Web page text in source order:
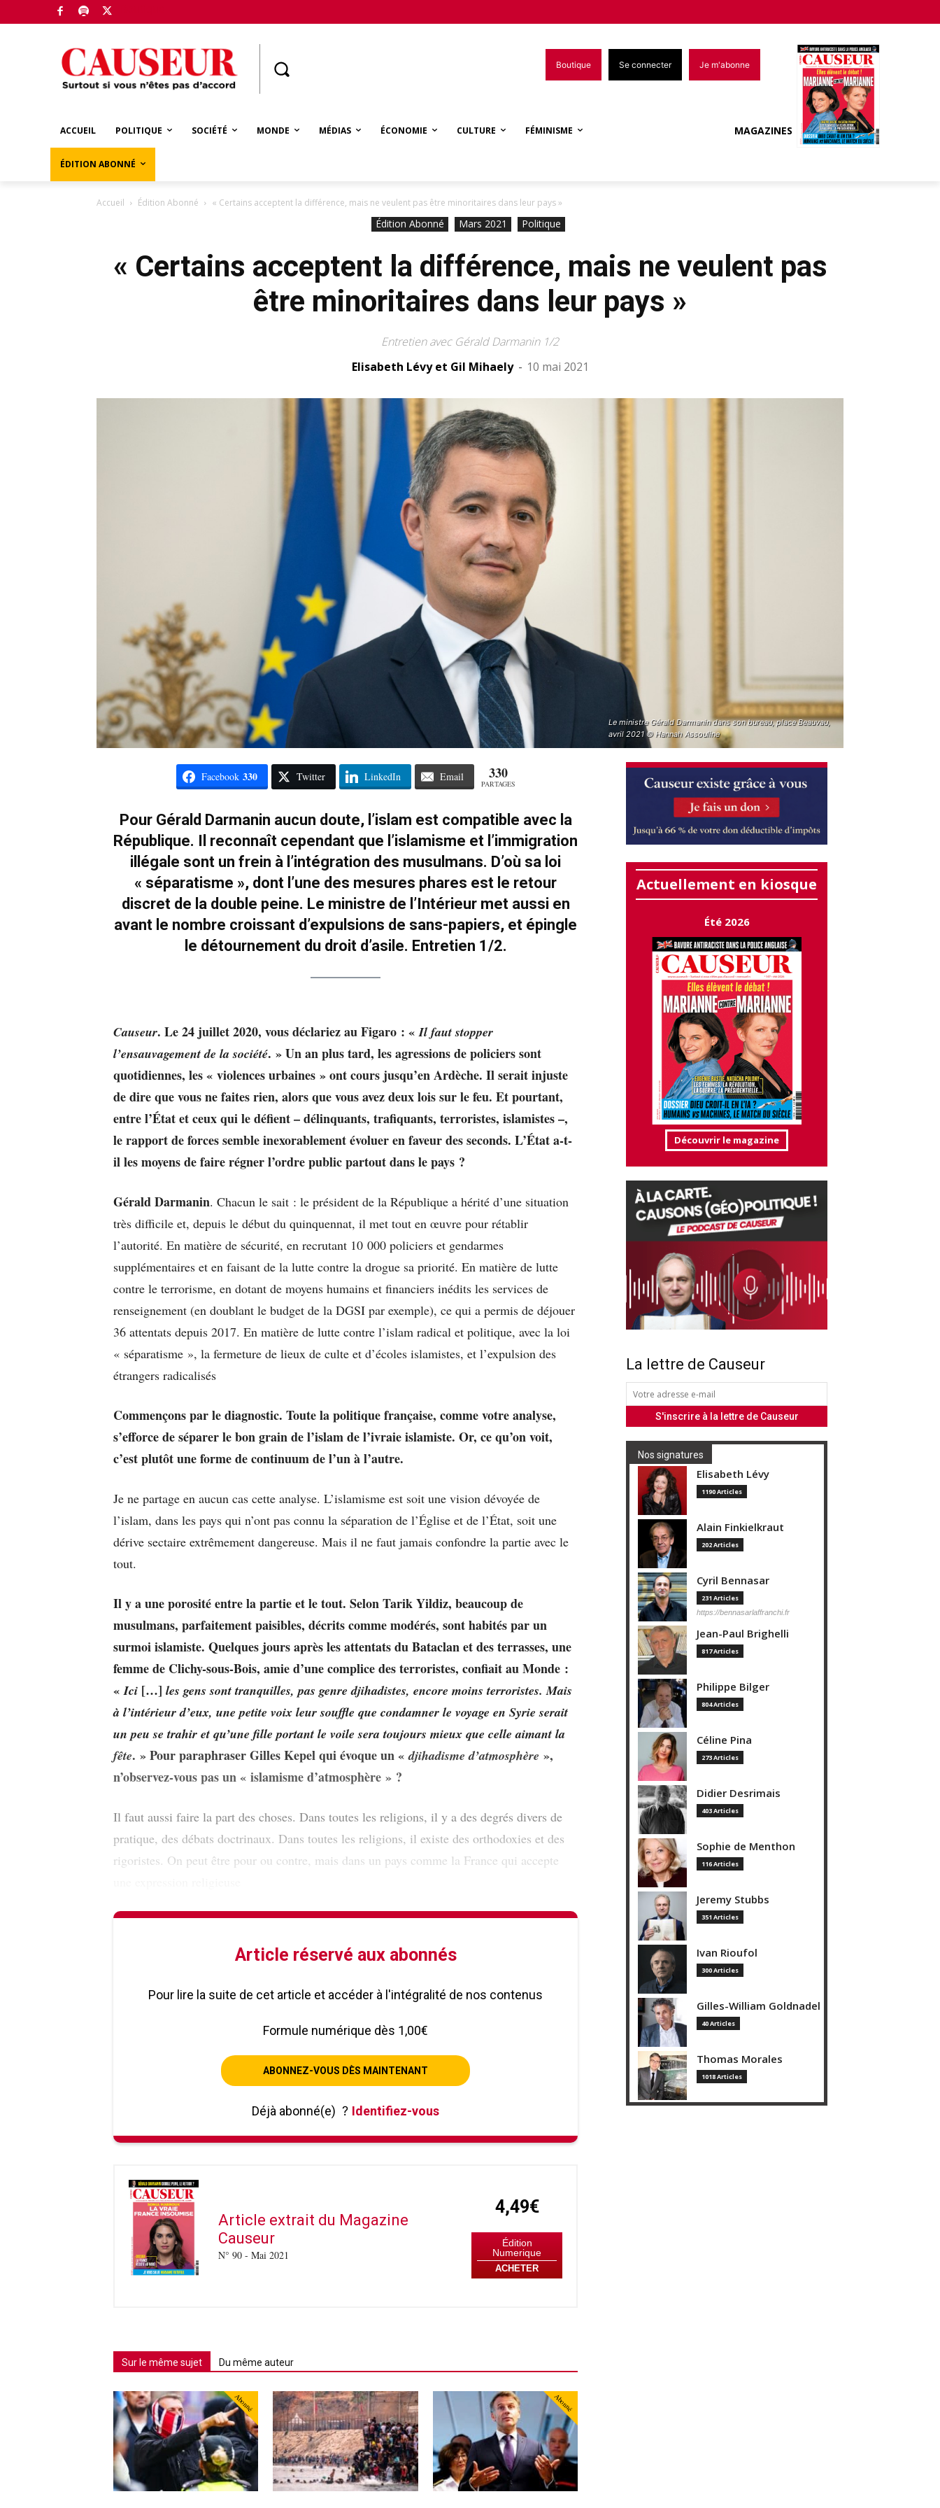
Boutique Se connecter Je m'abonne
ACCUEIL POLITIQUE SOCIÉTÉ MONDE MÉDIAS ÉCONOMIE CULTURE FÉMINISME
ÉDITION ABONNÉ
MAGAZINES
Accueil Édition Abonné « Certains acceptent la différence, mais ne veulent pas être minoritaires dans leur pays »
Édition Abonné Mars 2021 Politique
« Certains acceptent la différence, mais ne veulent pas
être minoritaires dans leur pays »
Entretien avec Gérald Darmanin 1/2
Elisabeth Lévy et Gil Mihaely - 10 mai 2021
Le ministre Gérald Darmanin dans son bureau, place Beauvau,
avril 2021 © Hannah Assouline
Facebook 330 Twitter LinkedIn Email 330
PARTAGES
Pour Gérald Darmanin aucun doute, l’islam est compatible avec la
République. Il reconnaît cependant que l’islamisme et l’immigration
illégale sont un frein à l’intégration des musulmans. D’où sa loi
« séparatisme », dont l’une des mesures phares est le retour
discret de la double peine. Le ministre de l’Intérieur met aussi en
avant le nombre croissant d’expulsions de sans-papiers, et épingle
le détournement du droit d’asile. Entretien 1/2.
Causeur. Le 24 juillet 2020, vous déclariez au Figaro : «Il faut stopper
l’ensauvagement de la société. » Un an plus tard, les agressions de policiers sont
quotidiennes, les « violences urbaines » ont cours jusqu’en Ardèche. Il serait injuste
de dire que vous ne faites rien, alors que vous avez deux lois sur le feu. Et pourtant,
entre l’État et ceux qui le défient – délinquants, trafiquants, terroristes, islamistes –,
le rapport de forces semble inexorablement évoluer en faveur des seconds. L’État a-t-
il les moyens de faire régner l’ordre public partout dans le pays ?
Gérald Darmanin. Chacun le sait : le président de la République a hérité d’une situation
très difficile et, depuis le début du quinquennat, il met tout en œuvre pour rétablir
l’autorité. En matière de sécurité, en recrutant 10 000 policiers et gendarmes
supplémentaires et en faisant de la lutte contre la drogue sa priorité. En matière de lutte
contre le terrorisme, en dotant de moyens humains et financiers inédits les services de
renseignement (en doublant le budget de la DGSI par exemple), ce qui a permis de déjouer
36 attentats depuis 2017. En matière de lutte contre l’islam radical et politique, avec la loi
« séparatisme », la fermeture de lieux de culte et d’écoles islamistes, et l’expulsion des
étrangers radicalisés
Commençons par le diagnostic. Toute la politique française, comme votre analyse,
s’efforce de séparer le bon grain de l’islam de l’ivraie islamiste. Or, ce qu’on voit,
c’est plutôt une forme de continuum de l’un à l’autre.
Je ne partage en aucun cas cette analyse. L’islamisme est soit une vision dévoyée de
l’islam, dans les pays qui n’ont pas connu la séparation de l’Église et de l’État, soit une
dérive sectaire extrêmement dangereuse. Mais il ne faut jamais confondre la partie avec le
tout.
Il y a une porosité entre la partie et le tout. Selon Tarik Yildiz, beaucoup de
musulmans, parfaitement paisibles, décrits comme modérés, sont habités par un
surmoi islamiste. Quelques jours après les attentats du Bataclan et des terrasses, une
femme de Clichy-sous-Bois, amie d’une complice des terroristes, confiait au Monde :
«Ici […] les gens sont tranquilles, pas genre djihadistes, encore moins terroristes. Mais
à l’intérieur d’eux, une petite voix leur souffle que condamner le voyage en Syrie serait
un peu se trahir et qu’une fille portant le voile sera toujours mieux que celle aimant la
fête. » Pour paraphraser Gilles Kepel qui évoque un «djihadisme d’atmosphère »,
n’observez-vous pas un « islamisme d’atmosphère » ?
Il faut aussi faire la part des choses. Dans toutes les religions, il y a des degrés divers de
pratique, des débats doctrinaux. Dans toutes les religions, il existe des orthodoxies et des
rigoristes. On peut être pour ou contre, mais dans un pays comme la France qui accepte
Article réservé aux abonnés
Pour lire la suite de cet article et accéder à l'intégralité de nos contenus
Formule numérique dès 1,00€
ABONNEZ-VOUS DÈS MAINTENANT
Déjà abonné(e) ? Identifiez-vous
Article extrait du Magazine
Causeur
N° 90 - Mai 2021
4,49€
Édition
Numerique
ACHETER
Sur le même sujet Du même auteur
Abonné Abonné
Actuellement en kiosque
Été 2026
Découvrir le magazine
La lettre de Causeur
Nos signatures
Elisabeth Lévy
1190 Articles
Alain Finkielkraut
202 Articles
Cyril Bennasar
231 Articles
https://bennasarlaffranchi.fr
Jean-Paul Brighelli
817 Articles
Philippe Bilger
804 Articles
Céline Pina
273 Articles
Didier Desrimais
403 Articles
Sophie de Menthon
116 Articles
Jeremy Stubbs
351 Articles
Ivan Rioufol
300 Articles
Gilles-William Goldnadel
40 Articles
Thomas Morales
1018 Articles